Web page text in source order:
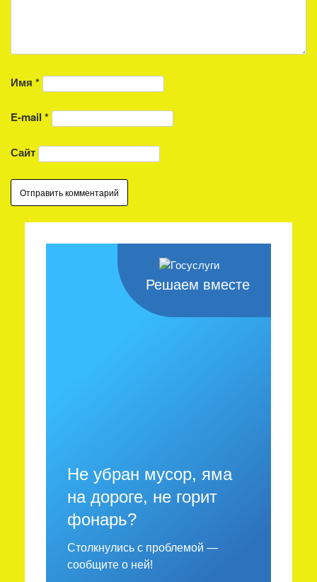
Имя *
E-mail *
Сайт
Решаем вместе
Не убран мусор, яма
на дороге, не горит
фонарь?
Столкнулись с проблемой —
сообщите о ней!